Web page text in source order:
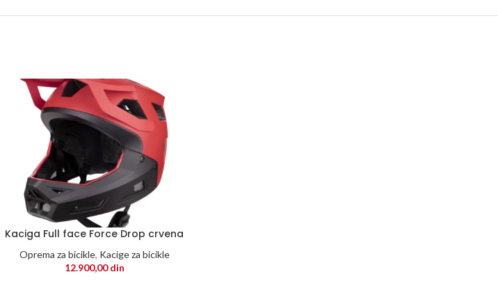
Kaciga Full face Force Drop crvena
Oprema za bicikle, Kacige za bicikle
12.900,00din